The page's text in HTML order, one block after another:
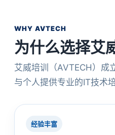
WHY AVTECH
为什么选择艾
艾威培训（AVTECH）成
与个人提供专业的IT技术
经验丰富